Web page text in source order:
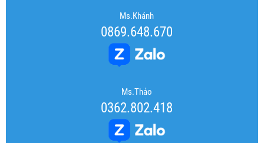
Ms.Khánh
0869.648.670
Ms.Thảo
0362.802.418